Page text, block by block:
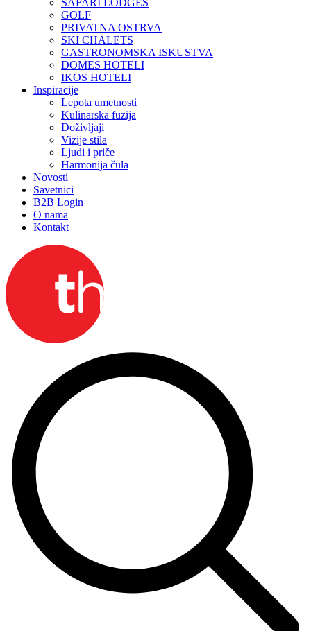
SAFARI LODGES
GOLF
PRIVATNA OSTRVA
SKI CHALETS
GASTRONOMSKA ISKUSTVA
DOMES HOTELI
IKOS HOTELI
Inspiracije
Lepota umetnosti
Kulinarska fuzija
Doživljaji
Vizije stila
Ljudi i priče
Harmonija čula
Novosti
Savetnici
B2B Login
O nama
Kontakt